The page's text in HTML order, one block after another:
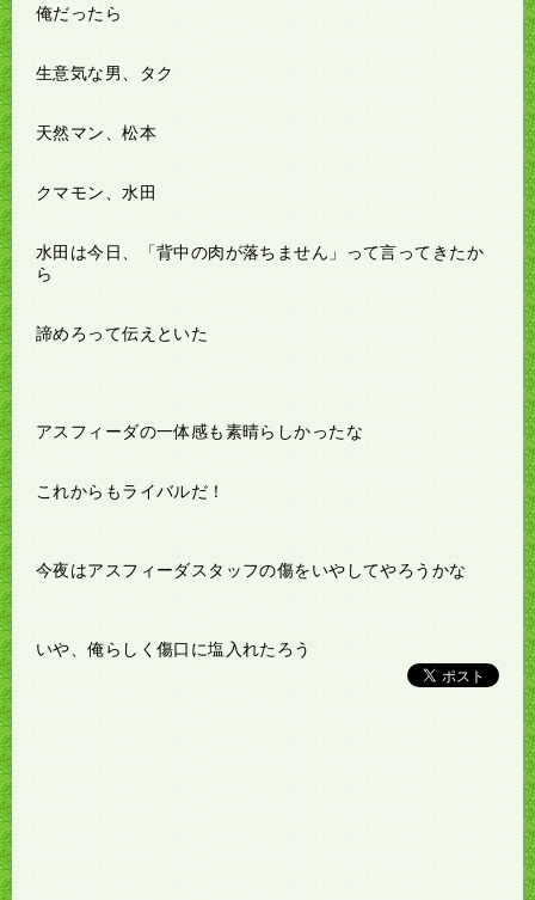
俺だったら
生意気な男、タク
天然マン、松本
クマモン、水田
水田は今日、「背中の肉が落ちません」って言ってきたか
ら
諦めろって伝えといた
アスフィーダの一体感も素晴らしかったな
これからもライバルだ！
今夜はアスフィーダスタッフの傷をいやしてやろうかな
いや、俺らしく傷口に塩入れたろう